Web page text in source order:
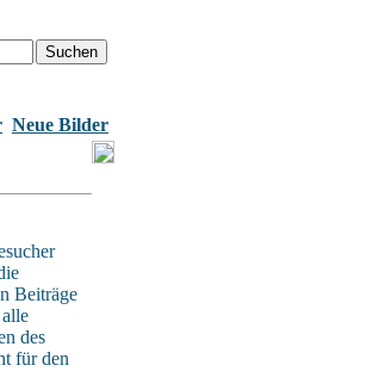
Neue Bilder
Beiträge
des
für den